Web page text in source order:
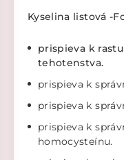
Kyselina listová -
prispieva k
tehotenstva.
prispieva k
prispieva k
prispieva k
homocysteínu.